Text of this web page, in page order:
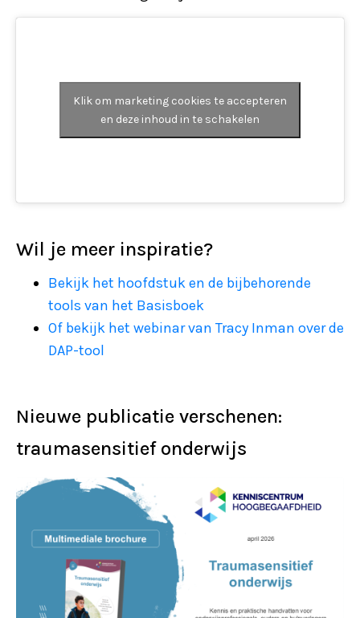
Klik om marketing cookies te accepteren
en deze inhoud in te schakelen
Wil je meer inspiratie?
Bekijk het hoofdstuk en de bijbehorende
tools van het Basisboek
Of bekijk het webinar van Tracy Inman over de
DAP-tool
Nieuwe publicatie verschenen:
traumasensitief onderwijs